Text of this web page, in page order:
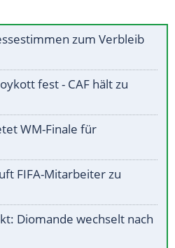
zum Verbleib
fest - CAF hält zu
WM-Finale für
FIFA-Mitarbeiter zu
Diomande wechselt nach